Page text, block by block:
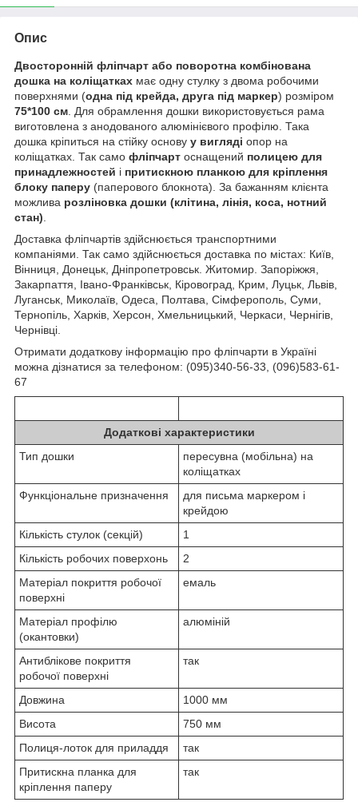
Опис
Двосторонній фліпчарт або поворотна комбінована
дошка на коліщатках має одну стулку з двома робочими
поверхнями (одна під крейда, друга під маркер) розміром
75*100 см . Для обрамлення дошки використовується рама
виготовлена з анодованого алюмінієвого профілю. Така
дошка кріпиться на стійку основу у вигляді опор на
коліщатках. Так само фліпчарт оснащений полицею для
принадлежностей і притискною планкою для кріплення
блоку паперу (паперового блокнота). За бажанням клієнта
можлива розліновка дошки (клітина, лінія, коса, нотний
стан)
Доставка фліпчартів здійснюється транспортними
компаніями. Так само здійснюється доставка по містах: Київ,
Вінниця, Донецьк, Дніпропетровськ. Житомир. Запоріжжя,
Закарпаття, Івано-Франківськ, Кіровоград, Крим, Луцьк, Львів,
Луганськ, Миколаїв, Одеса, Полтава, Сімферополь, Суми,
Тернопіль, Харків, Херсон, Хмельницький, Черкаси, Чернігів,
Чернівці.
Отримати додаткову інформацію про фліпчарти в Україні
можна дізнатися за телефоном: (095)340-56-33, (096)583-61-
67
Додаткові характеристики
Тип дошки
пересувна (мобільна) на
коліщатках
Функціональне призначення
для письма маркером і
крейдою
Кількість стулок (секцій)
1
Кількість робочих поверхонь
2
Матеріал покриття робочої
поверхні
емаль
Матеріал профілю
(окантовки)
алюміній
Антиблікове покриття
робочої поверхні
так
Довжина
1000 мм
Висота
750 мм
Полиця-лоток для приладдя
так
Притискна планка для
кріплення паперу
так